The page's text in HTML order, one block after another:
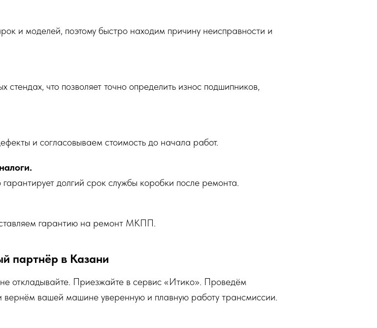
и моделей, поэтому быстро находим причину неисправности и
что позволяет точно определить износ подшипников,
и согласовываем стоимость до начала работ.
долгий срок службы коробки после ремонта.
гарантию на ремонт МКПП.
партнёр в Казани
откладывайте. Приезжайте в сервис «Итико». Проведём
вернём вашей машине уверенную и плавную работу трансмиссии.